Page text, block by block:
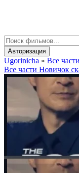
Авторизация
Ugorinicha » Все
Все части Новичок